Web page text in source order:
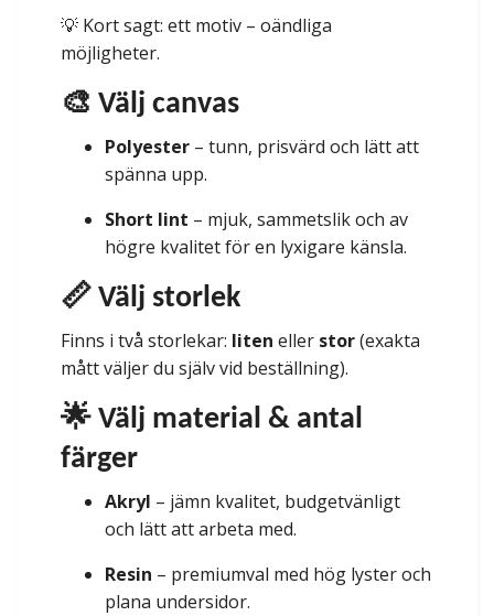
💡 Kort sagt: ett motiv – oändliga
möjligheter.
🎨 Välj canvas
Polyester – tunn, prisvärd och lätt att
spänna upp.
Short lint – mjuk, sammetslik och av
högre kvalitet för en lyxigare känsla.
📏 Välj storlek
Finns i två storlekar: liten eller stor(exakta
mått väljer du själv vid beställning).
🌟 Välj material & antal
färger
Akryl – jämn kvalitet, budgetvänligt
och lätt att arbeta med.
Resin – premiumval med hög lyster och
plana undersidor.